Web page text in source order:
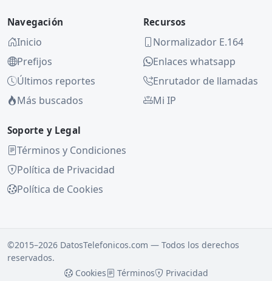
Navegación
Inicio
Prefijos
Últimos reportes
Más buscados
Recursos
Normalizador E.164
Enlaces whatsapp
Enrutador de llamadas
Mi IP
Soporte y Legal
Términos y Condiciones
Política de Privacidad
Política de Cookies
©2015–2026 DatosTelefonicos.com — Todos los derechos
reservados.
Cookies
Términos Privacidad